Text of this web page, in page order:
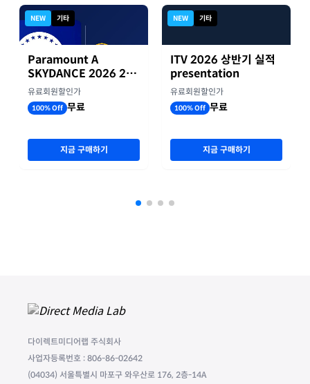
NEW 기타
Paramount A
SKYDANCE 2026 2분
기 실적
유료회원할인가
100% Off 무료
지금 구매하기
NEW 기타
ITV 2026 상반기 실적
presentation
유료회원할인가
100% Off 무료
지금 구매하기
다이렉트미디어랩 주식회사
사업자등록번호 : 806-86-02642
(04034) 서울특별시 마포구 와우산로 176, 2층-14A